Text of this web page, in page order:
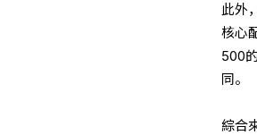
此外
核心
500
同。
綜合